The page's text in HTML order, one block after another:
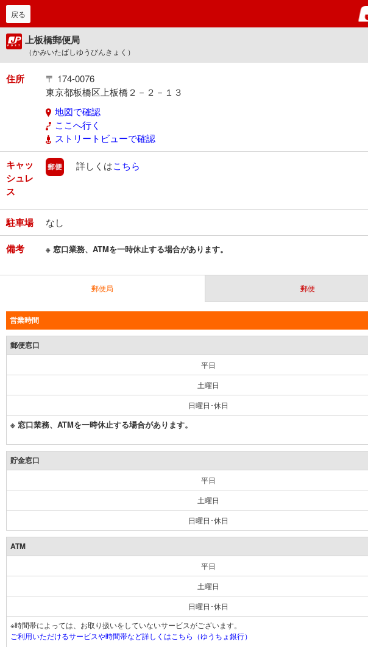
戻る
上板橋郵便局
（かみいたばしゆうびんきょく）
住所
〒 174-0076
東京都板橋区上板橋２－２－１３
地図で確認
ここへ行く
ストリートビューで確認
キャッ
シュレ
ス
郵便
詳しくはこちら
駐車場 なし
備考 ※ 窓口業務、ATMを一時休止する場合があります。
郵便局 郵便
営業時間
郵便窓口
平日
土曜日
日曜日･休日
※ 窓口業務、ATMを一時休止する場合があります。
貯金窓口
平日
土曜日
日曜日･休日
ATM
平日
土曜日
日曜日･休日
※時間帯によっては、お取り扱いをしていないサービスがございます。
ご利用いただけるサービスや時間帯など詳しくはこちら（ゆうちょ銀行）